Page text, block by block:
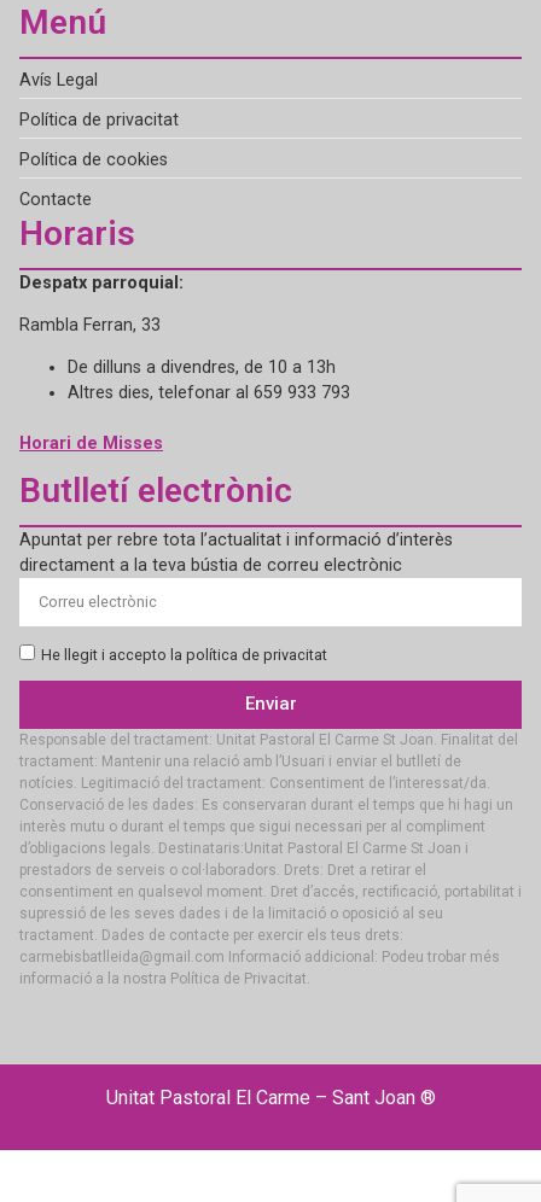
Menú
Avís Legal
Política de privacitat
Política de cookies
Contacte
Horaris
Despatx parroquial:
Rambla Ferran, 33
De dilluns a divendres, de 10 a 13h
Altres dies, telefonar al 659 933 793
Horari de Misses
Butlletí electrònic
Apuntat per rebre tota l’actualitat i informació d’interès
directament a la teva bústia de correu electrònic
He llegit i accepto la política de privacitat
Enviar
Responsable del tractament: Unitat Pastoral El Carme St Joan. Finalitat del
tractament: Mantenir una relació amb l’Usuari i enviar el butlletí de
notícies. Legitimació del tractament: Consentiment de l’interessat/da.
Conservació de les dades: Es conservaran durant el temps que hi hagi un
interès mutu o durant el temps que sigui necessari per al compliment
d’obligacions legals. Destinataris:Unitat Pastoral El Carme St Joan i
prestadors de serveis o col·laboradors. Drets: Dret a retirar el
consentiment en qualsevol moment. Dret d’accés, rectificació, portabilitat i
supressió de les seves dades i de la limitació o oposició al seu
tractament. Dades de contacte per exercir els teus drets:
carmebisbatlleida@gmail.com Informació addicional: Podeu trobar més
informació a la nostra Política de Privacitat.
Unitat Pastoral El Carme – Sant Joan ®